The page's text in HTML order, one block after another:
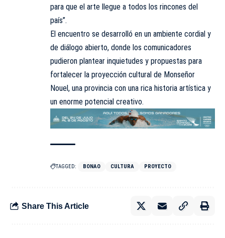
para que el arte llegue a todos los rincones del
país”.
El encuentro se desarrolló en un ambiente cordial y
de diálogo abierto, donde los comunicadores
pudieron plantear inquietudes y propuestas para
fortalecer la proyección cultural de Monseñor
Nouel, una provincia con una rica historia artística y
un enorme potencial creativo.
TAGGED: BONAO CULTURA PROYECTO
Share This Article